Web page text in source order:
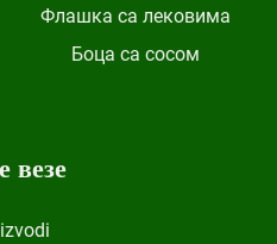
Флашка са лековима
Боца са сосом
везе